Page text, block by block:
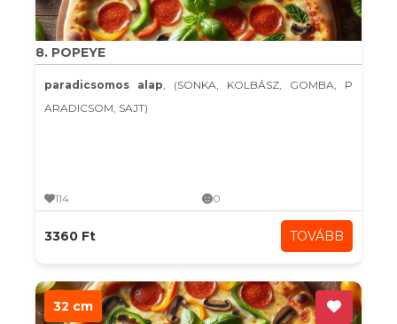
8. POPEYE
paradicsomos alap, (SONKA, KOLBÁSZ, GOMBA, P
ARADICSOM, SAJT)
114 0
3360 Ft TOVÁBB
32 cm